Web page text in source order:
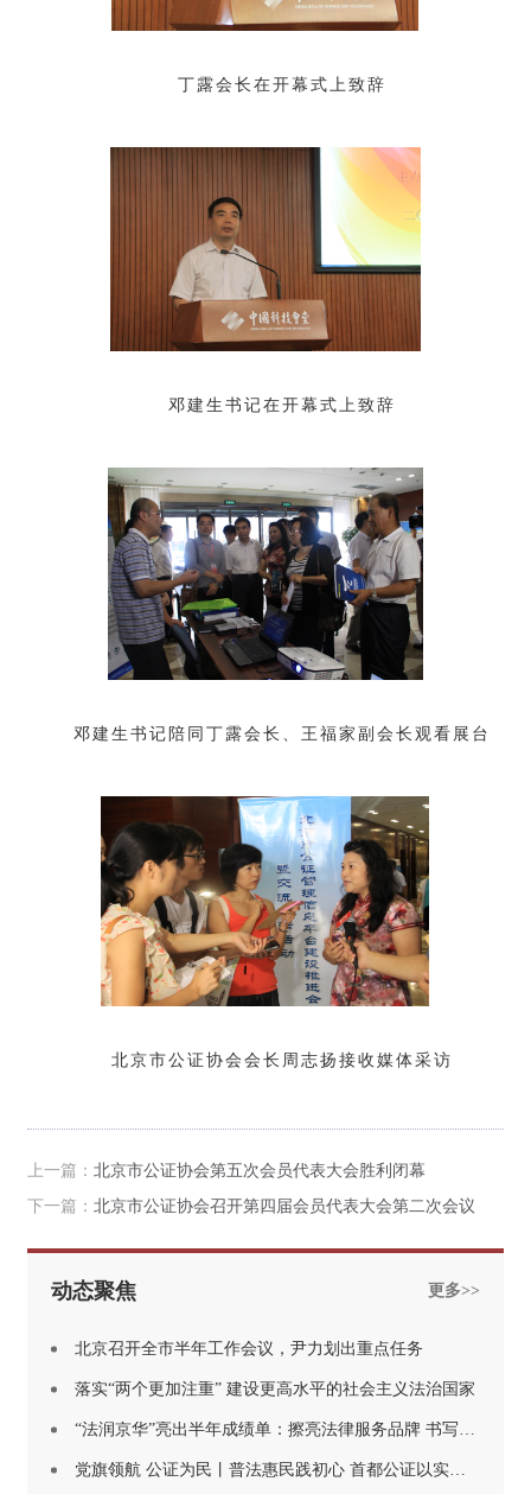
丁露会长在开幕式上致辞
邓建生书记在开幕式上致辞
邓建生书记陪同丁露会长、王福家副会长观看展台
北京市公证协会会长周志扬接收媒体采访
上一篇：北京市公证协会第五次会员代表大会胜利闭幕
下一篇：北京市公证协会召开第四届会员代表大会第二次会议
动态聚焦 更多>>
北京召开全市半年工作会议，尹力划出重点任务
落实“两个更加注重” 建设更高水平的社会主义法治国家
“法润京华”亮出半年成绩单：擦亮法律服务品牌 书写法治惠民答卷
党旗领航 公证为民丨普法惠民践初心 首都公证以实干为党旗添彩